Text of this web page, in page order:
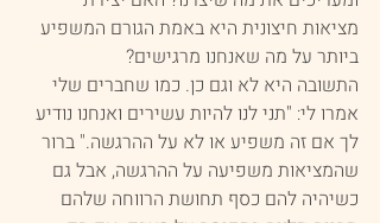
מציאות חיצונית היא באמת הגורם המשפיע
ביותר על מה שאנחנו מרגישים?
התשובה היא לא וגם כן. כמו שחברים שלי
אמרו לי: "תני לנו להיות עשירים ואנחנו נודיע
לך אם זה משפיע או לא על ההרגשה." ברור
שהמציאות משפיעה על ההרגשה, אבל גם
כשיהיה להם כסף תחושת הרווחה שלהם